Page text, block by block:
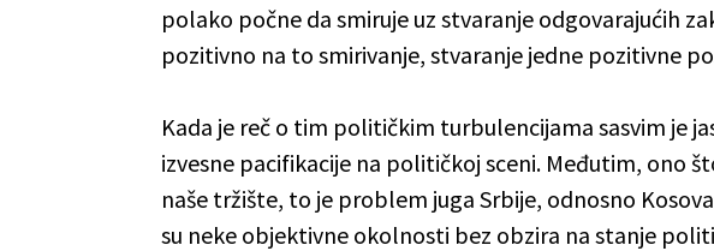
polako počne da smiruje uz stvaranje odgovarajućih
pozitivno na to smirivanje, stvaranje jedne pozitivne
Kada je reč o tim političkim turbulencijama sasvim je
izvesne pacifikacije na političkoj sceni. Međutim, ono
naše tržište, to je problem juga Srbije, odnosno
su neke objektivne okolnosti bez obzira na stanje